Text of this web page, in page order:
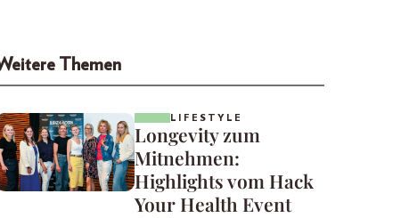
Themen
LIFESTYLE
Longevity zum
Mitnehmen:
Highlights vom Hack
Your Health Event